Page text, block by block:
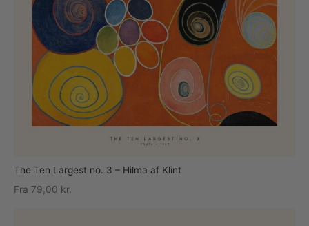
The Ten Largest no. 3 – Hilma af Klint
Fra 79,00 kr.